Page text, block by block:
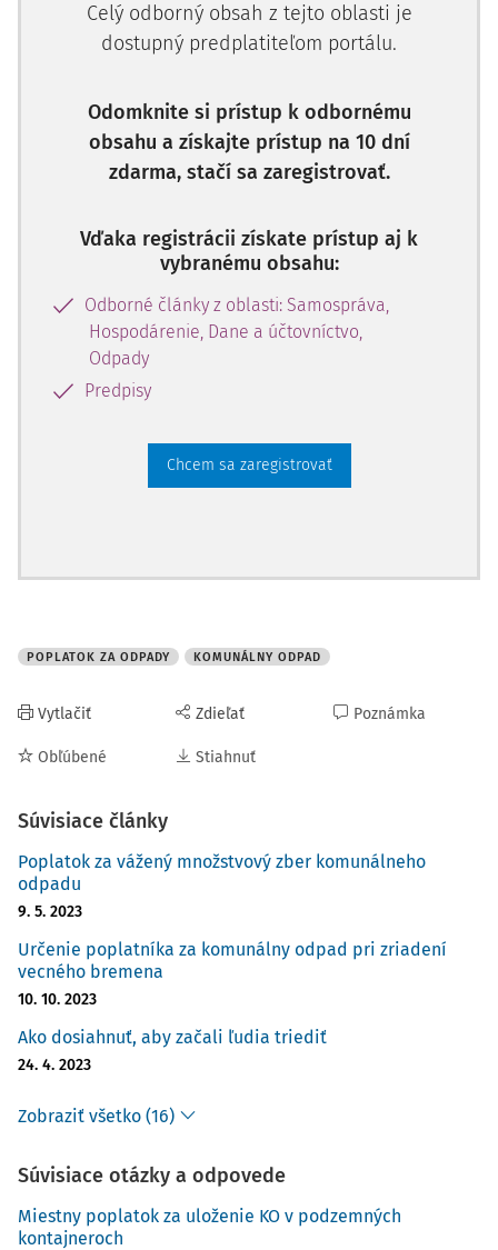
Celý odborný obsah z tejto oblasti je
dostupný predplatiteľom portálu.
Odomknite si prístup k odbornému
obsahu a získajte prístup na 10 dní
zdarma, stačí sa zaregistrovať.
Vďaka registrácii získate prístup aj k
vybranému obsahu:
Odborné články z oblasti: Samospráva,
Hospodárenie, Dane a účtovníctvo,
Odpady
Predpisy
Chcem sa zaregistrovať
POPLATOK ZA ODPADY KOMUNÁLNY ODPAD
Vytlačiť
Obľúbené
Zdieľať
Stiahnuť
Poznámka
Súvisiace články
Poplatok za vážený množstvový zber komunálneho
odpadu
9. 5. 2023
Určenie poplatníka za komunálny odpad pri zriadení
vecného bremena
10. 10. 2023
Ako dosiahnuť, aby začali ľudia triediť
24. 4. 2023
Zobraziť všetko (16)
Súvisiace otázky a odpovede
Miestny poplatok za uloženie KO v podzemných
kontajneroch